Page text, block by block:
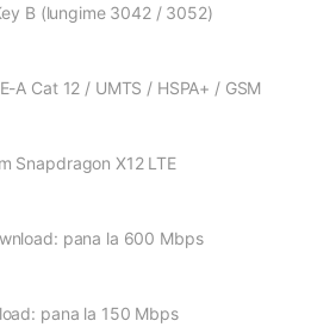
B (lungime 3042 / 3052)
A Cat 12 / UMTS / HSPA+ / GSM
Snapdragon X12 LTE
pana la 600 Mbps
pana la 150 Mbps